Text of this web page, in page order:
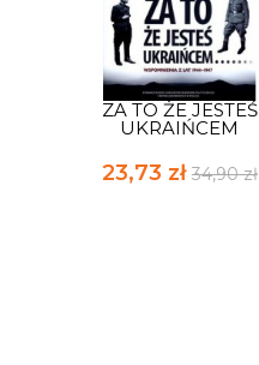
ZA TO ŻE JESTEŚ
UKRAIŃCEM
23,73 zł 34,90 zł